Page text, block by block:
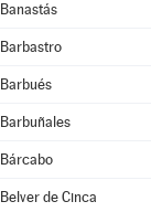
Banastás
Barbastro
Barbués
Barbuñales
Bárcabo
Belver de Cinca